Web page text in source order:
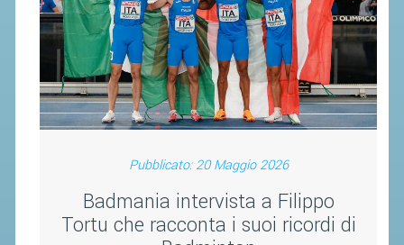
Pubblicato: 20 Maggio 2026
Badmania intervista a Filippo
Tortu che racconta i suoi ricordi di
GARE ED EVENTI
CALENDARIO
COMUNICATI
ALBO D'ORO CAMPIONATI ITALIANI
CAMPIONATI A SQUADRE
CLASSIFICHE NAZIONALI